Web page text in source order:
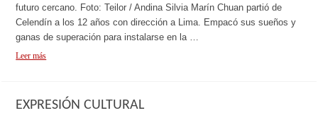
futuro cercano. Foto: Teilor / Andina Silvia Marín Chuan partió de
Celendín a los 12 años con dirección a Lima. Empacó sus sueños y
ganas de superación para instalarse en la …
Leer más
EXPRESIÓN CULTURAL